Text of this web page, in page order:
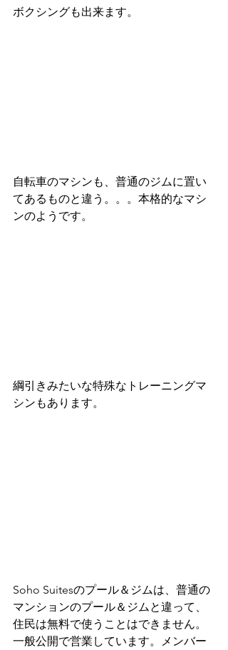
ボクシングも出来ます。
自転車のマシンも、普通のジムに置い
てあるものと違う。。。本格的なマシ
ンのようです。
綱引きみたいな特殊なトレーニングマ
シンもあります。
Soho Suitesのプール＆ジムは、普通の
マンションのプール＆ジムと違って、
住民は無料で使うことはできません。
一般公開で営業しています。メンバー